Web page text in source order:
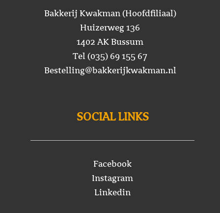
Bakkerij Kwakman (Hoofdfiliaal)
Huizerweg 136
1402 AK Bussum
Tel (035) 69 155 67
Bestelling@bakkerijkwakman.nl
SOCIAL LINKS
Facebook
Instagram
Linkedin